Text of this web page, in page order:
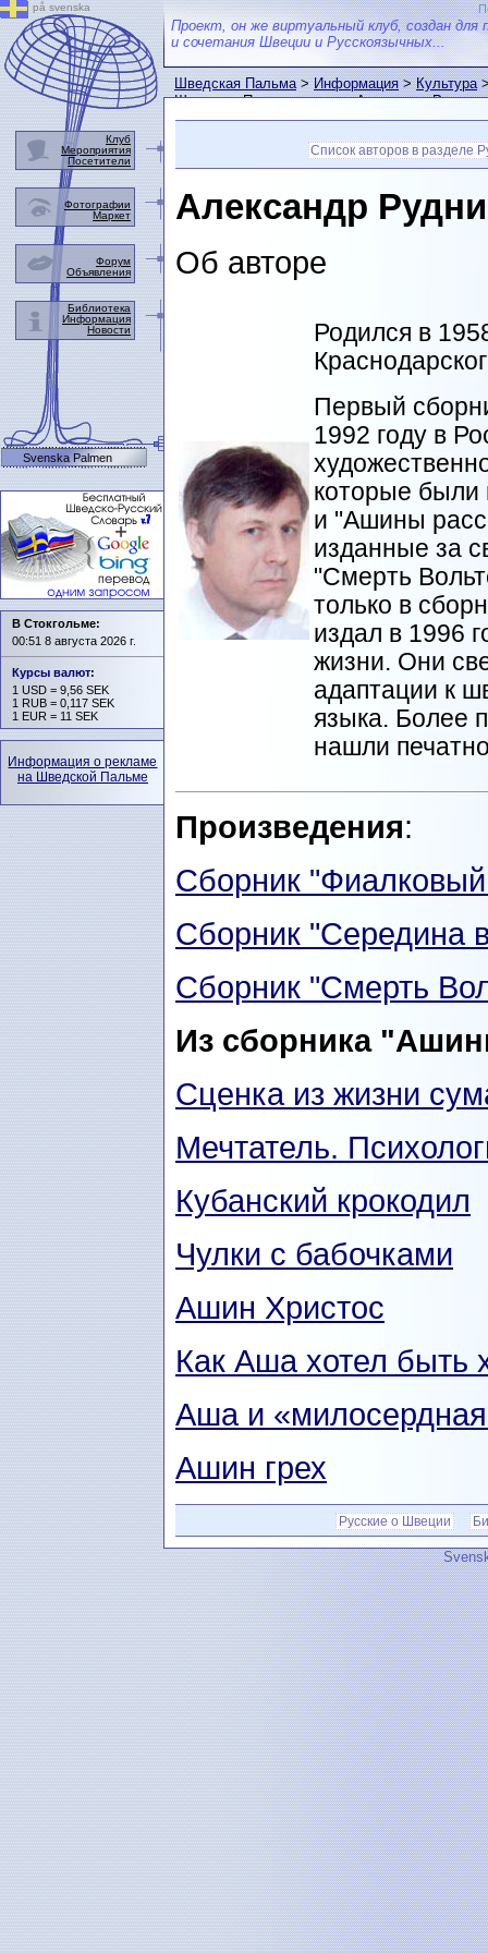
Проект, он же виртуальный клуб, создан для
и сочетания Швеции и Русскоязычных...
Шведская Пальма>Информация>Культура
Швеции> Поэт и писатель Александр
Список авторов в разделе
Александр
Об авторе
Родился в
Первый
1992 году в
которые были
и "Ашины
изданные за
"Смерть
только в
издал в 1996
жизни. Они
адаптации к
языка. Более
нашли
Произведения:
Сборник "Фиалковый
Сборник "Середина
Сборник "Смерть
Из сборника
Сценка из жизни
Мечтатель.
Кубанский крокодил
Чулки с бабочками
Ашин Христос
Как Аша хотел быть
Аша и
Ашин грех
Русские о Швеции
på svenska
Клуб
Мероприятия
Посетители
Фотографии
Маркет
Форум
Объявления
Библиотека
Информация
Новости
Svenska Palmen
В Стокгольме:
00:51 8 августа 2026 г.
Курсы валют:
1 USD = 9,56 SEK
1 RUB = 0,117 SEK
1 EUR = 11 SEK
Информация о рекламе
на Шведской Пальме